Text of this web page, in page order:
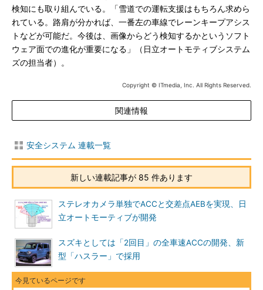
検知にも取り組んでいる。「雪道での運転支援はもちろん求めら
れている。路肩が分かれば、一番左の車線でレーンキープアシス
トなどが可能だ。今後は、画像からどう検知するかというソフト
ウェア面での進化が重要になる」（日立オートモティブシステム
ズの担当者）。
Copyright © ITmedia, Inc. All Rights Reserved.
関連情報
安全システム 連載一覧
新しい連載記事が 85 件あります
ステレオカメラ単独でACCと交差点AEBを実現、日
立オートモーティブが開発
スズキとしては「2回目」の全車速ACCの開発、新
型「ハスラー」で採用